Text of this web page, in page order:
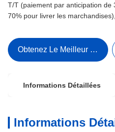
T/T (paiement par anticipation de
70% pour livrer les
Obtenez Le Meilleur Prix
Informations Détaillées
Informations